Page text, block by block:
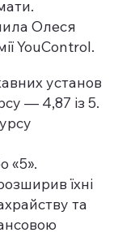
Олеся
YouControl.
установ
— 4,87 із 5.
«5».
їхні
та